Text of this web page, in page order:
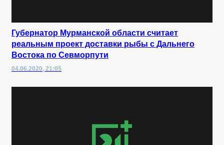
Губернатор Мурманской области считает
реальным проект доставки рыбы с Дальнего
Востока по Севморпути
04.06.2020, 21:05